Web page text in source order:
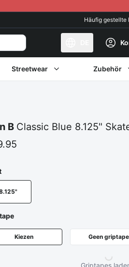
Häufig gestellte
Streetwear Zubehör
B Classic Blue 8.125"
Kiezen Geen griptape
Griptapes